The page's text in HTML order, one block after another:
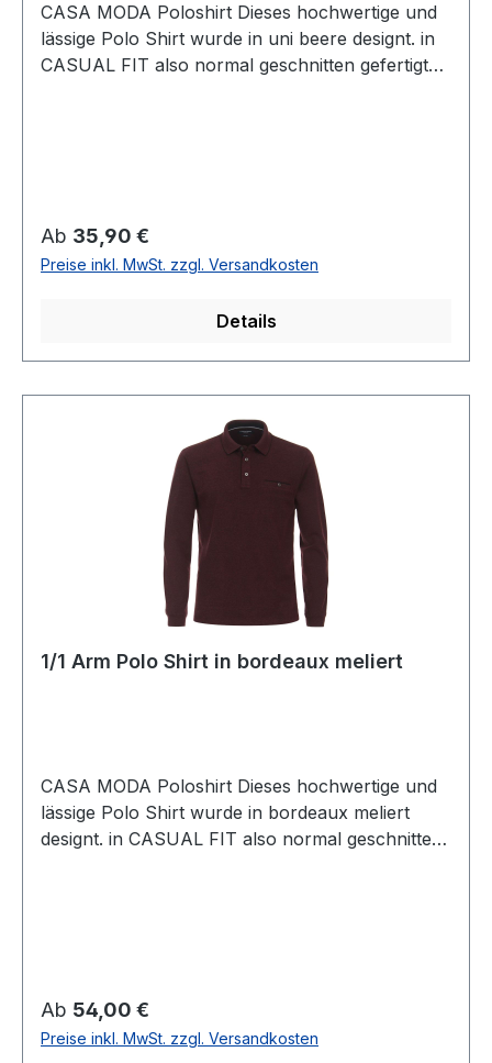
CASA MODA Poloshirt Dieses hochwertige und
lässige Polo Shirt wurde in uni beere designt. in
CASUAL FIT also normal geschnitten gefertigt
Baumwolle 5 % Elasthan30° waschbar Modell
Nr.: 423964300Farbe: 415
Regulärer Preis:
Ab 35,90 €
Preise inkl. MwSt. zzgl. Versandkosten
Details
1/1 Arm Polo Shirt in bordeaux meliert
CASA MODA Poloshirt Dieses hochwertige und
lässige Polo Shirt wurde in bordeaux meliert
designt. in CASUAL FIT also normal geschnitten
VerschlussMit Brusttasche62 % Baumwolle 38
% Polyester30° waschbar Modell Nr.:
403478000Farbe: 415
Regulärer Preis:
Ab 54,00 €
Preise inkl. MwSt. zzgl. Versandkosten